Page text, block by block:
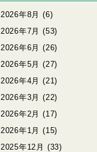
2026年8月 (6)
2026年7月 (53)
2026年6月 (26)
2026年5月 (27)
2026年4月 (21)
2026年3月 (22)
2026年2月 (17)
2026年1月 (15)
2025年12月 (33)